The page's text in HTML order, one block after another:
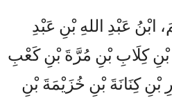
عَبْدِ اللهِ بْنِ عَبْدِ
كِلَابِ بْنِ مُرَّةَ بْنِ كَعْبِ
كِنَانَةَ بْنِ خُزَيْمَةَ بْنِ